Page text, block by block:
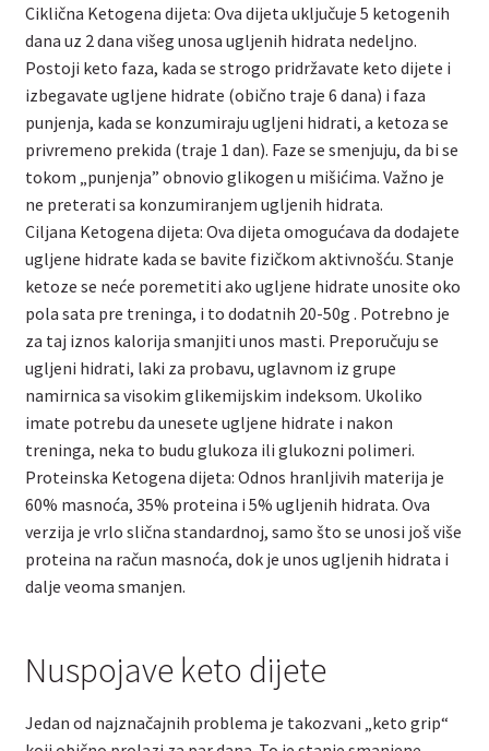
Ciklična Ketogena dijeta: Ova dijeta uključuje 5 ketogenih
dana uz 2 dana višeg unosa ugljenih hidrata nedeljno.
Postoji keto faza, kada se strogo pridržavate keto dijete i
izbegavate ugljene hidrate (obično traje 6 dana) i faza
punjenja, kada se konzumiraju ugljeni hidrati, a ketoza se
privremeno prekida (traje 1 dan). Faze se smenjuju, da bi se
tokom „punjenja” obnovio glikogen u mišićima. Važno je
ne preterati sa konzumiranjem ugljenih hidrata.
Ciljana Ketogena dijeta: Ova dijeta omogućava da dodajete
ugljene hidrate kada se bavite fizičkom aktivnošću. Stanje
ketoze se neće poremetiti ako ugljene hidrate unosite oko
pola sata pre treninga, i to dodatnih 20-50g . Potrebno je
za taj iznos kalorija smanjiti unos masti. Preporučuju se
ugljeni hidrati, laki za probavu, uglavnom iz grupe
namirnica sa visokim glikemijskim indeksom. Ukoliko
imate potrebu da unesete ugljene hidrate i nakon
treninga, neka to budu glukoza ili glukozni polimeri.
Proteinska Ketogena dijeta: Odnos hranljivih materija je
60% masnoća, 35% proteina i 5% ugljenih hidrata. Ova
verzija je vrlo slična standardnoj, samo što se unosi još više
proteina na račun masnoća, dok je unos ugljenih hidrata i
dalje veoma smanjen.
Nuspojave keto dijete
Jedan od najznačajnih problema je takozvani „keto grip“